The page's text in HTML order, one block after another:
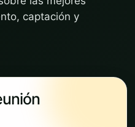
captación y